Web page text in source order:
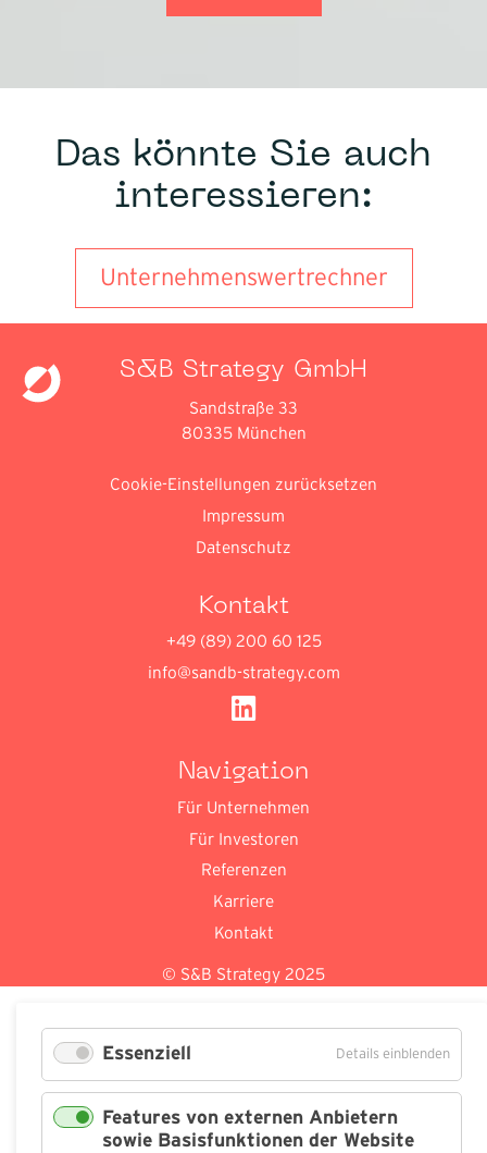
Das könnte Sie auch
interessieren:
Unternehmenswertrechner
S&B Strategy GmbH
Sandstraße 33
80335 München
Cookie-Einstellungen zurücksetzen
Impressum
Datenschutz
Kontakt
+49 (89) 200 60 125
info@sandb-strategy.com
Navigation
Für Unternehmen
Für Investoren
Referenzen
Karriere
Kontakt
© S&B Strategy 2025
Essenziell Details einblendenfür
Features von externen Anbietern
sowie Basisfunktionen der Website